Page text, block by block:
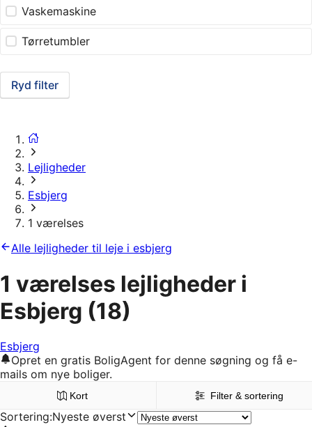
Vaskemaskine
Tørretumbler
Ryd filter
Lejligheder
Esbjerg
1 værelses
Alle lejligheder til leje i esbjerg
1 værelses lejligheder i
Esbjerg (18)
Esbjerg
Opret en gratis BoligAgent for denne søgning og få e-
mails om nye boliger.
Kort Filter & sortering
Sortering:Nyeste øverst